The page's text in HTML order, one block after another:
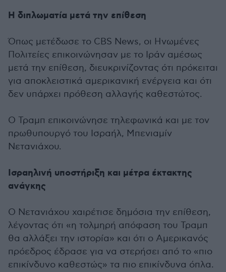
Η διπλωματία μετά την επίθεση
Όπως μετέδωσε το CBS News, οι Ηνωμένες
Πολιτείες επικοινώνησαν με το Ιράν αμέσως
μετά την επίθεση, διευκρινίζοντας ότι πρόκειται
για αποκλειστικά αμερικανική ενέργεια και ότι
δεν υπάρχει πρόθεση αλλαγής καθεστώτος.
Ο Τραμπ επικοινώνησε τηλεφωνικά και με τον
πρωθυπουργό του Ισραήλ, Μπενιαμίν
Νετανιάχου.
Ισραηλινή υποστήριξη και μέτρα έκτακτης
ανάγκης
Ο Νετανιάχου χαιρέτισε δημόσια την επίθεση,
λέγοντας ότι «η τολμηρή απόφαση του Τραμπ
θα αλλάξει την ιστορία» και ότι ο Αμερικανός
πρόεδρος έδρασε για να στερήσει από το «πιο
επικίνδυνο καθεστώς» τα πιο επικίνδυνα όπλα.